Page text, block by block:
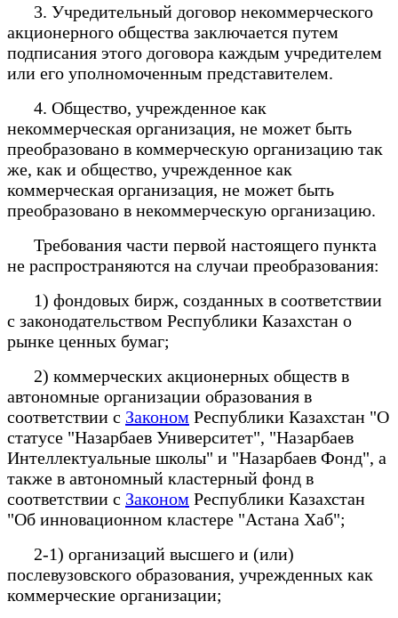
3. Учредительный договор некоммерческого
акционерного общества заключается путем
подписания этого договора каждым учредителем
или его уполномоченным представителем.
4. Общество, учрежденное как
некоммерческая организация, не может быть
преобразовано в коммерческую организацию так
же, как и общество, учрежденное как
коммерческая организация, не может быть
преобразовано в некоммерческую организацию.
Требования части первой настоящего пункта
не распространяются на случаи преобразования:
1) фондовых бирж, созданных в соответствии
с законодательством Республики Казахстан о
рынке ценных бумаг;
2) коммерческих акционерных обществ в
автономные организации образования в
соответствии с Законом Республики Казахстан "О
статусе "Назарбаев Университет", "Назарбаев
Интеллектуальные школы" и "Назарбаев Фонд", а
также в автономный кластерный фонд в
соответствии с Законом Республики Казахстан
"Об инновационном кластере "Астана Хаб";
2-1) организаций высшего и (или)
послевузовского образования, учрежденных как
коммерческие организации;